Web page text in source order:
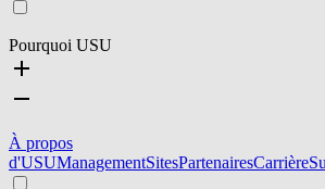
Pourquoi USU
À propos
d'USUManagementSitesPartenairesCarrière